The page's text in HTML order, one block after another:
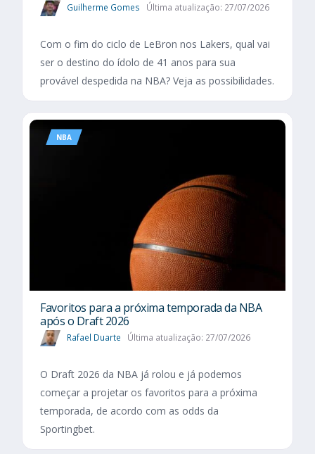
Guilherme Gomes Última atualização: 27/07/2026
Com o fim do ciclo de LeBron nos Lakers, qual vai
ser o destino do ídolo de 41 anos para sua
provável despedida na NBA? Veja as possibilidades.
NBA
Favoritos para a próxima temporada da NBA
após o Draft 2026
Rafael Duarte Última atualização: 27/07/2026
O Draft 2026 da NBA já rolou e já podemos
começar a projetar os favoritos para a próxima
temporada, de acordo com as odds da
Sportingbet.